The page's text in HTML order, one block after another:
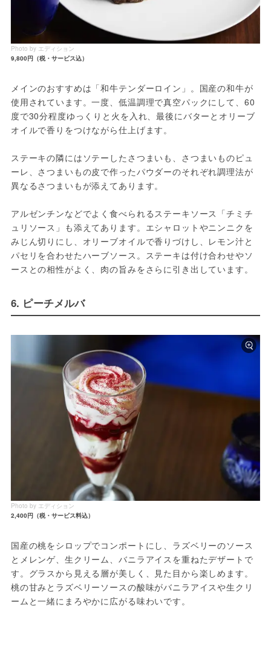
Photo by エディション
9,800円（税・サービス込）
メインのおすすめは「和牛テンダーロイン」。国産の和牛が
使用されています。一度、低温調理で真空パックにして、60
度で30分程度ゆっくりと火を入れ、最後にバターとオリーブ
オイルで香りをつけながら仕上げます。
ステーキの隣にはソテーしたさつまいも、さつまいものピュ
ーレ、さつまいもの皮で作ったパウダーのそれぞれ調理法が
異なるさつまいもが添えてあります。
アルゼンチンなどでよく食べられるステーキソース「チミチ
ュリソース」も添えてあります。エシャロットやニンニクを
みじん切りにし、オリーブオイルで香りづけし、レモン汁と
パセリを合わせたハーブソース。ステーキは付け合わせやソ
ースとの相性がよく、肉の旨みをさらに引き出しています。
6. ピーチメルバ
Photo by エディション
2,400円（税・サービス料込）
国産の桃をシロップでコンポートにし、ラズベリーのソース
とメレンゲ、生クリーム、バニラアイスを重ねたデザートで
す。グラスから見える層が美しく、見た目から楽しめます。
桃の甘みとラズベリーソースの酸味がバニラアイスや生クリ
ームと一緒にまろやかに広がる味わいです。